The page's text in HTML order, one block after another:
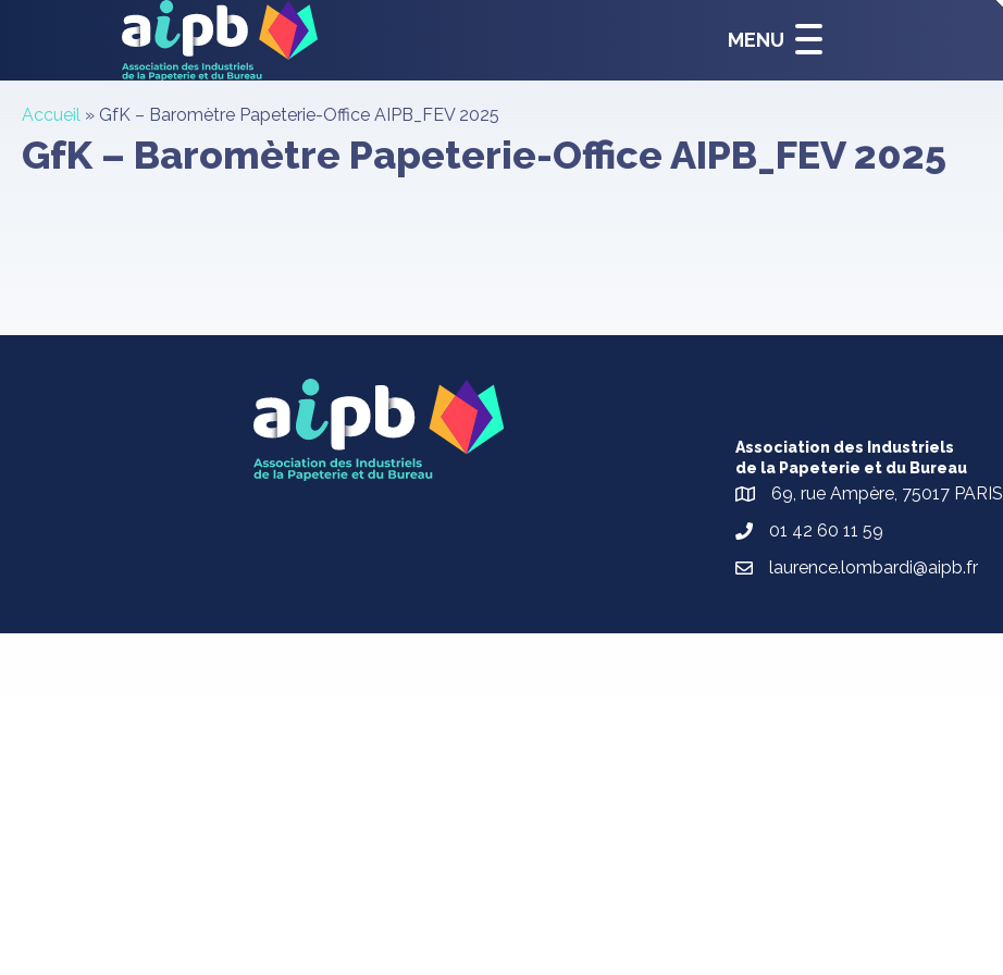
MENU
Accueil » GfK – Baromètre Papeterie-Office AIPB_FEV 2025
GfK – Baromètre Papeterie-Office AIPB_FEV 2025
Association des Industriels
de la Papeterie et du Bureau
69, rue Ampère, 75017 PARIS
01 42 60 11 59
laurence.lombardi@aipb.fr